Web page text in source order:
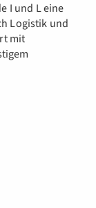
I und L eine
Logistik und
mit